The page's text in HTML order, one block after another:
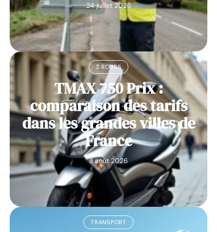
24 juillet 2026
2 ROUES
TMAX 750 Prix :
comparaison des tarifs
dans les grandes villes de
France
3 août 2026
TRANSPORT